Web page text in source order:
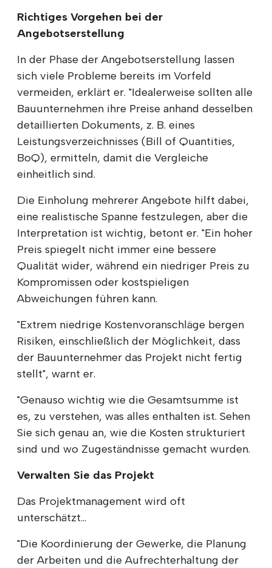
Richtiges Vorgehen bei der
Angebotserstellung
In der Phase der Angebotserstellung lassen
sich viele Probleme bereits im Vorfeld
vermeiden, erklärt er. "Idealerweise sollten alle
Bauunternehmen ihre Preise anhand desselben
detaillierten Dokuments, z. B. eines
Leistungsverzeichnisses (Bill of Quantities,
BoQ), ermitteln, damit die Vergleiche
einheitlich sind.
Die Einholung mehrerer Angebote hilft dabei,
eine realistische Spanne festzulegen, aber die
Interpretation ist wichtig, betont er. "Ein hoher
Preis spiegelt nicht immer eine bessere
Qualität wider, während ein niedriger Preis zu
Kompromissen oder kostspieligen
Abweichungen führen kann.
"Extrem niedrige Kostenvoranschläge bergen
Risiken, einschließlich der Möglichkeit, dass
der Bauunternehmer das Projekt nicht fertig
stellt", warnt er.
"Genauso wichtig wie die Gesamtsumme ist
es, zu verstehen, was alles enthalten ist. Sehen
Sie sich genau an, wie die Kosten strukturiert
sind und wo Zugeständnisse gemacht wurden.
Verwalten Sie das Projekt
Das Projektmanagement wird oft
unterschätzt...
"Die Koordinierung der Gewerke, die Planung
der Arbeiten und die Aufrechterhaltung der